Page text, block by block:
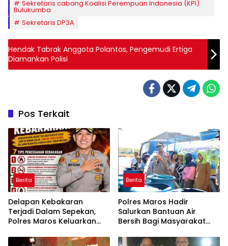
Sekretaris cabang Koalisi Perempuan Indonesia (KPI)
Bulukumba
Sekretaris DP3A
Hendak Tabrak Anggota Polantas, Pengemudi Ertiga
Diamankan Polisi
Pos Terkait
Berita
Delapan Kebakaran
Terjadi Dalam Sepekan,
Polres Maros Keluarkan
Masyarakat
Berita
Polres Maros Hadir
Salurkan Bantuan Air
Bersih Bagi Masyarakat
Di Maros